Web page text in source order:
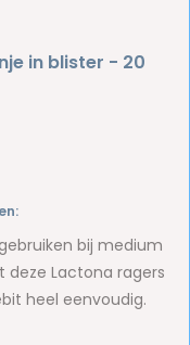
in blister - 20
bij medium
Lactona ragers
heel eenvoudig.